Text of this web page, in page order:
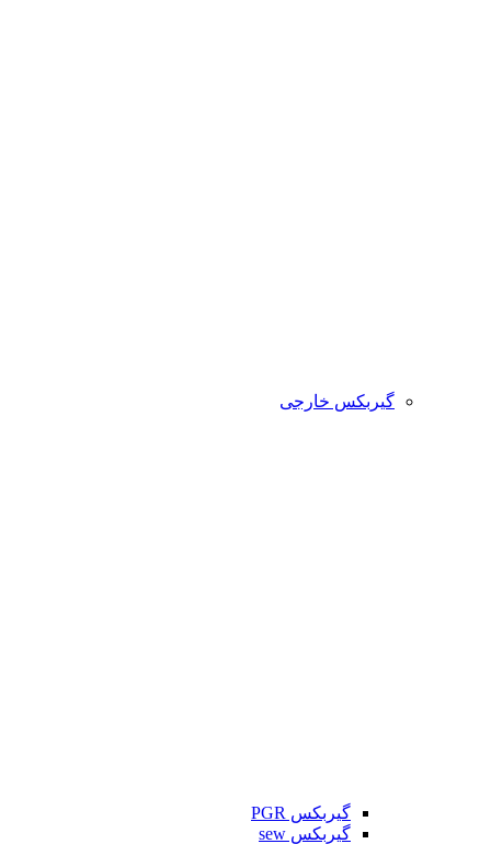
گیربکس خارجی
گیربکس PGR
گیربکس sew